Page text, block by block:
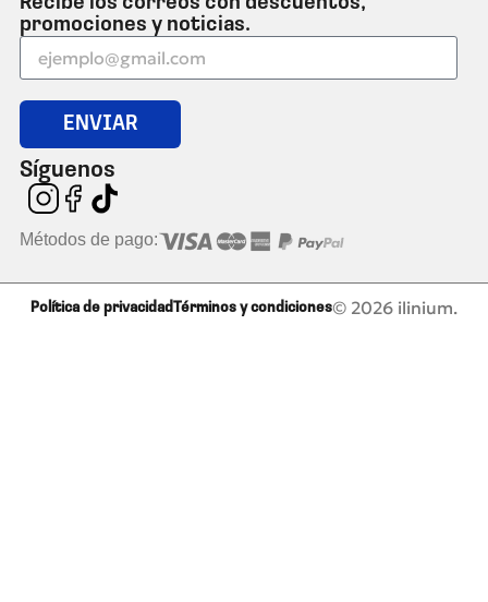
promociones y noticias.
ENVIAR
Síguenos
Métodos de pago:
© 2026 ilinium.
Política de privacidadTérminos y condiciones